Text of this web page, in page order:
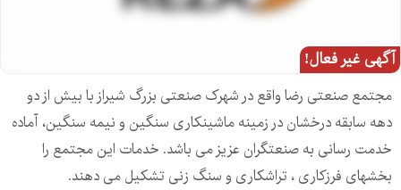
آگهی غیر فعال!
مجتمع صنعتی رضا واقع در شهرک صنعتی بزرگ شیراز با بیش از دو
دهه سابقه درخشان در زمینه ماشینکاری سنگین و نیمه سنگین، آماده
خدمت رسانی به صنعتگران عزیز می باشد. خدمات این مجتمع را
بخشهای فرزکاری ، تراشکاری و سنگ زنی تشکیل می دهند.